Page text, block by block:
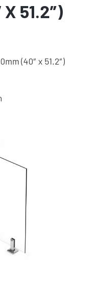
51.2″)
(40″ x 51.2″)